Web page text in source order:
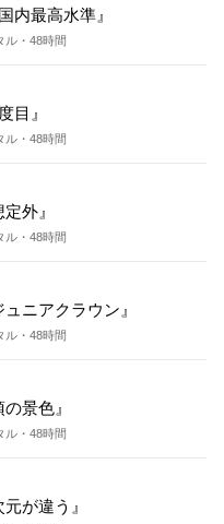
内最高水準』
ル・ 48時間
目』
ル・ 48時間
外』
ル・ 48時間
ニアクラウン』
ル・ 48時間
景色』
ル・ 48時間
が違う』